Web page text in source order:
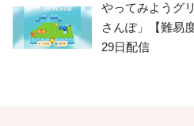
やってみようグ
さんぽ」【難易
29日配信